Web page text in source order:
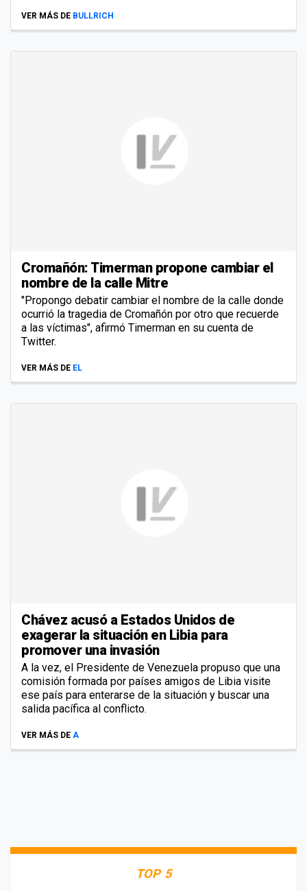
VER MÁS DE BULLRICH
Cromañón: Timerman propone cambiar el
nombre de la calle Mitre
"Propongo debatir cambiar el nombre de la calle donde
ocurrió la tragedia de Cromañón por otro que recuerde
a las víctimas", afirmó Timerman en su cuenta de
Twitter.
VER MÁS DE EL
Chávez acusó a Estados Unidos de
exagerar la situación en Libia para
promover una invasión
A la vez, el Presidente de Venezuela propuso que una
comisión formada por países amigos de Libia visite
ese país para enterarse de la situación y buscar una
salida pacífica al conflicto.
VER MÁS DE A
TOP 5